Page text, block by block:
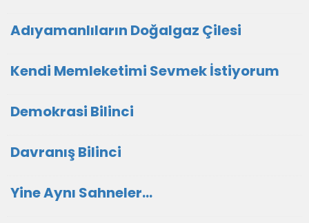
Adıyamanlıların Doğalgaz Çilesi
Kendi Memleketimi Sevmek İstiyorum
Demokrasi Bilinci
Davranış Bilinci
Yine Aynı Sahneler…